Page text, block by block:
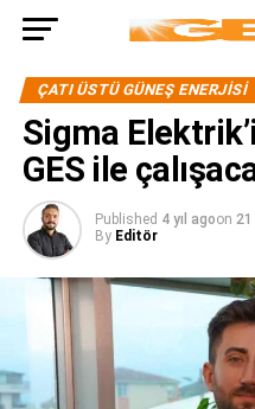
ÇATI ÜSTÜ GÜNEŞ ENERJISI
Sigma
GES ile
Published 4 yıl agoon 21
By Editör